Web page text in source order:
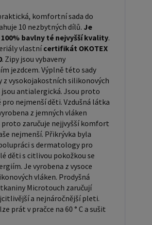
komfortní sada do
10 nezbytných dílů. Je
bavlny té nejvyšší kvality.
vlastnícertifikát OKOTEX
. Zipy jsou vybaveny
jezdcem. Výplně této sady
z vysokojakostních silikonových
antialergická. Jsou proto
pro nejmenší děti. Vzdušná látka
z jemných vláken
proto zaručuje nejjvyšší komfort
nejmenší. Přikrývka byla
s dermatology pro
děti s citlivou pokožkou se
Je vyrobena z vysoce
vláken. Prodyšná
Microtouch zaručují
a nejnáročnější pleti.
prát v pračce na 60 ° C a sušit